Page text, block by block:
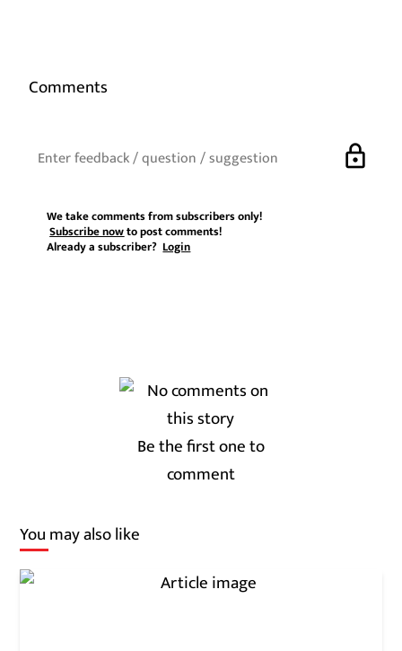
Comments
lock
We take comments from subscribers only!
Subscribe nowto post comments!
Already a subscriber?Login
Be the first one to
comment
You may also like